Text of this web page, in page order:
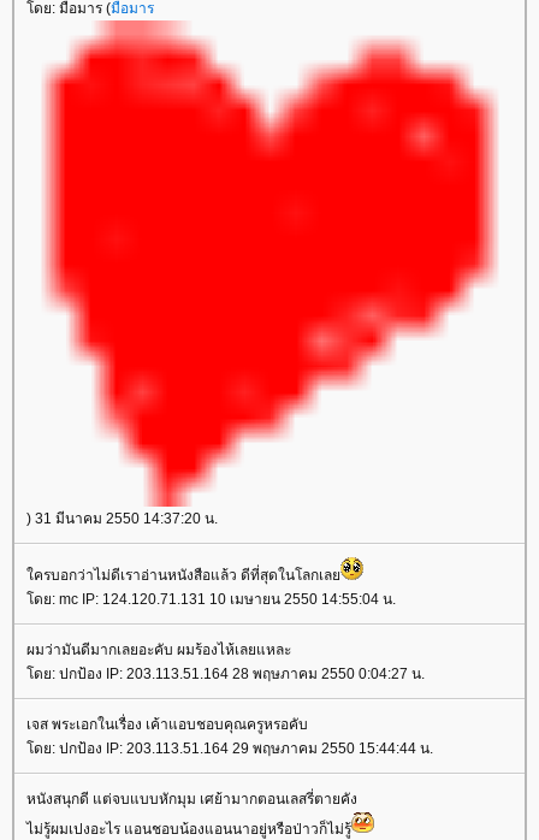
ดย: มือมาร (มือมาร
) 31 มีนาคม 2550 14:37:20 น.
ครบอกว่าไม่ดีเราอ่านหนังสือแล้ว ดีที่สุดในโลกเล
ดย: mc IP: 124.120.71.131 10 เมษายน 2550 14:55:04 น.
ผมว่ามันดีมากเลยอะคับ ผมร้องไห้เลยแหละ
ดย: ปกป้อง IP: 203.113.51.164 28 พฤษภาคม 2550 0:04:27 น.
เจส พระเอกในเรื่อง เค้าแอบชอบคุณครูหรอคับ
ดย: ปกป้อง IP: 203.113.51.164 29 พฤษภาคม 2550 15:44:44 น.
หนังสนุกดี แต่จบแบบหักมุม เศย้ามากตอนเลสรี่ตายคัง
ไม่รู้ผมเปงอะไร แอนชอบน้องแอนนาอยู่หรือป่าวก็ไม่รู้